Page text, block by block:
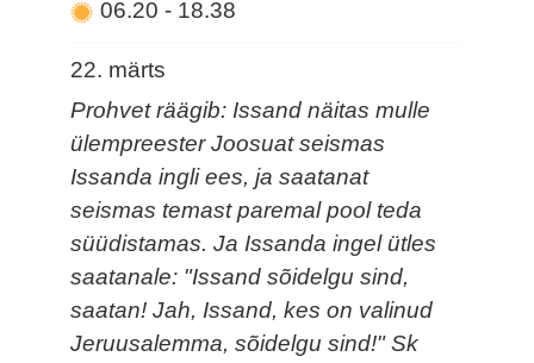
06.20- 18.38
22. märts
Prohvet räägib: Issand näitas mulle
ülempreester Joosuat seismas
Issanda ingli ees, ja saatanat
seismas temast paremal pool teda
süüdistamas. Ja Issanda ingel ütles
saatanale: "Issand sõidelgu sind,
saatan! Jah, Issand, kes on valinud
Jeruusalemma, sõidelgu sind!" Sk